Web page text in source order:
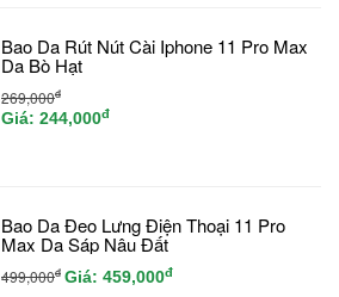
Bao Da Rút Nút Cài Iphone 11 Pro Max
Da Bò Hạt
269,000đ
Giá: 244,000đ
Bao Da Đeo Lưng Điện Thoại 11 Pro
Max Da Sáp Nâu Đất
499,000đ Giá: 459,000đ